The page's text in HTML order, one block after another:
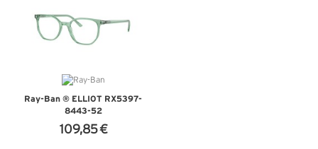
Ray-Ban ® ELLIOT RX5397-
8443-52
109,85 €